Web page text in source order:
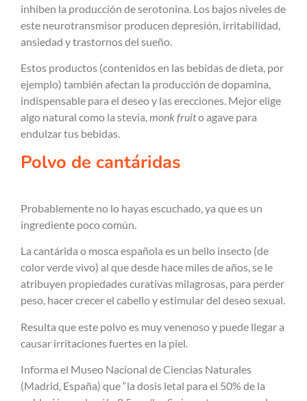
inhiben la producción de serotonina. Los bajos niveles de
este neurotransmisor producen depresión, irritabilidad,
ansiedad y trastornos del sueño.
Estos productos (contenidos en las bebidas de dieta, por
ejemplo) también afectan la producción de dopamina,
indispensable para el deseo y las erecciones. Mejor elige
algo natural como la stevia,monk fruito agave para
endulzar tus bebidas.
Polvo de cantáridas
Probablemente no lo hayas escuchado, ya que es un
ingrediente poco común.
La cantárida o mosca española es un bello insecto (de
color verde vivo) al que desde hace miles de años, se le
atribuyen propiedades curativas milagrosas, para perder
peso, hacer crecer el cabello y estimular del deseo sexual.
Resulta que este polvo es muy venenoso y puede llegar a
causar irritaciones fuertes en la piel.
Informa el Museo Nacional de Ciencias Naturales
(Madrid, España) que “la dosis letal para el 50% de la